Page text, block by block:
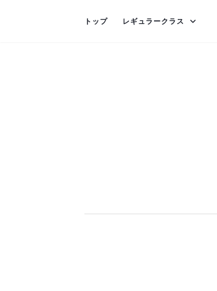
トップ レギュラークラス